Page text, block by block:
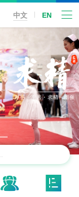
中文 EN
 